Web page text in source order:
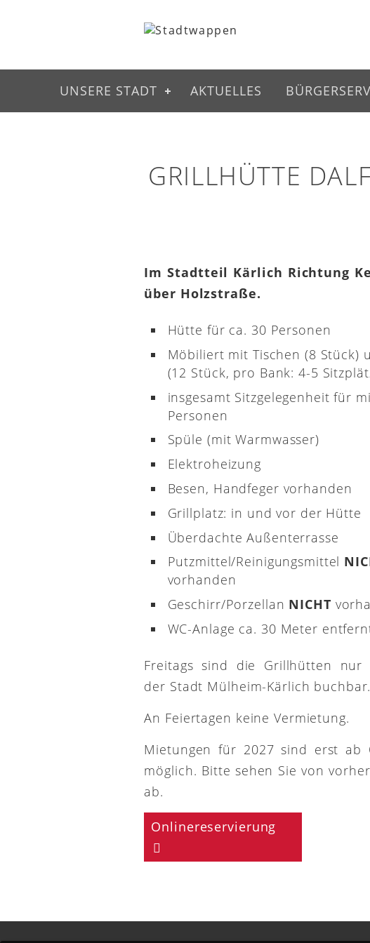
UNSERE STADT AKTUELLES
GRILLHÜTTE
Im Stadtteil Kärlich Richtung
über Holzstraße.
Hütte für ca. 30 Personen
Möbiliert mit Tischen (8 Stück)
(12 Stück, pro Bank: 4-5
insgesamt Sitzgelegenheit für
Personen
Spüle (mit Warmwasser)
Elektroheizung
Besen, Handfeger vorhanden
Grillplatz: in und vor der Hütte
Überdachte Außenterrasse
Putzmittel/Reinigungsmittel
vorhanden
Geschirr/Porzellan NICHT
WC-Anlage ca. 30 Meter
Freitags sind die Grillhütten nur
der Stadt Mülheim-Kärlich buchbar.
An Feiertagen keine Vermietung.
Mietungen für 2027 sind erst ab
möglich. Bitte sehen Sie von
ab.
Onlinereservierung